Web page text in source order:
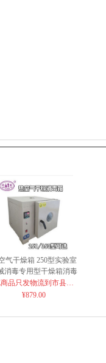
气干燥箱 250型实验室
消毒专用型干燥箱消毒
箱 250型
品只发物流到市县自
提！！
¥879.00